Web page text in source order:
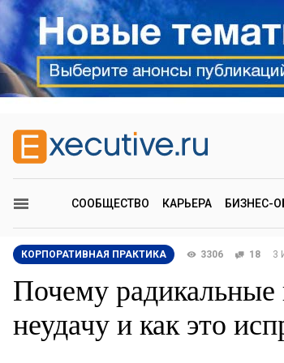
СООБЩЕСТВО КАРЬЕРА БИЗНЕС-
КОРПОРАТИВНАЯ ПРАКТИКА 3306 18 3
Почему радикальные
неудачу и как это